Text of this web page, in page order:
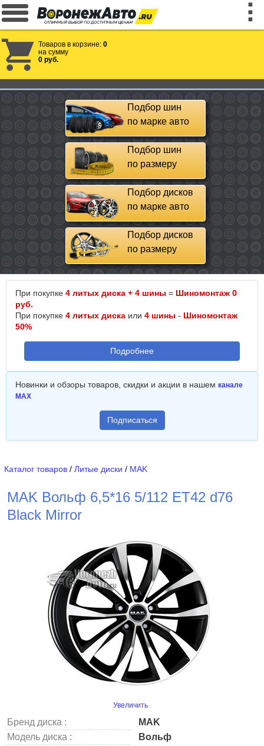
Товаров в корзине: 0
на сумму
0 руб.
Подбор шин
по марке авто
Подбор шин
по размеру
Подбор дисков
по марке авто
Подбор дисков
по размеру
При покупке 4 литых диска + 4 шины = Шиномонтаж 0
руб.
При покупке 4 литых диска или 4 шины - Шиномонтаж
50%
Подробнее
Новинки и обзоры товаров, скидки и акции в нашем канале
MAX
Подписаться
Каталог товаров / Литые диски / MAK
MAK Вольф 6,5*16 5/112 ET42 d76
Black Mirror
Увеличить
Бренд диска :
MAK
Модель диска :
Вольф